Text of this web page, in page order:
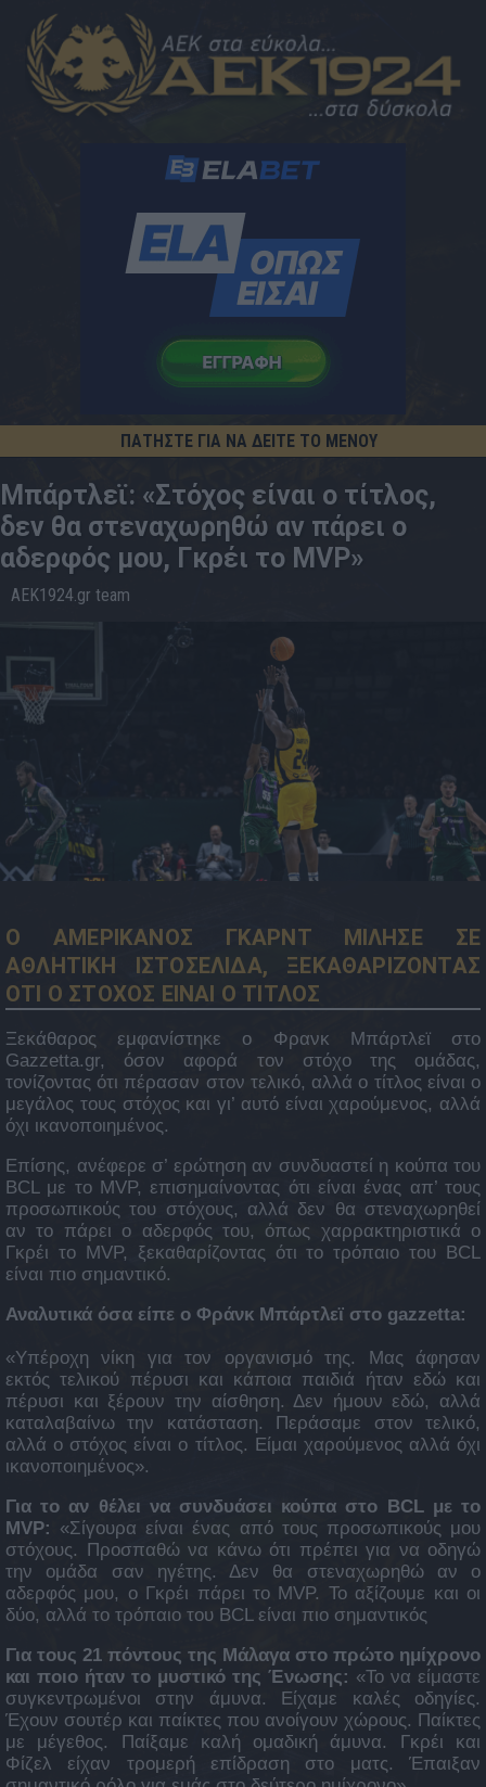
ΠΑΤΗΣΤΕ ΓΙΑ ΝΑ ΔΕΙΤΕ ΤΟ ΜΕΝΟΥ
10:03
Μπάρτλεϊ: «Στόχος είναι ο τίτλος,
δεν θα στεναχωρηθώ αν πάρει ο
αδερφός μου, Γκρέι το MVP»
AEK1924.gr team
Ο ΑΜΕΡΙΚΑΝΟΣ ΓΚΑΡΝΤ ΜΙΛΗΣΕ ΣΕ
ΑΘΛΗΤΙΚΗ ΙΣΤΟΣΕΛΙΔΑ, ΞΕΚΑΘΑΡΙΖΟΝΤΑΣ
ΟΤΙ Ο ΣΤΟΧΟΣ ΕΙΝΑΙ Ο ΤΙΤΛΟΣ
Ξεκάθαρος εμφανίστηκε ο Φρανκ Μπάρτλεϊ στο
Gazzetta.gr, όσον αφορά τον στόχο της ομάδας,
τονίζοντας ότι πέρασαν στον τελικό, αλλά ο τίτλος είναι ο
μεγάλος τους στόχος και γι’ αυτό είναι χαρούμενος, αλλά
όχι ικανοποιημένος.
Επίσης, ανέφερε σ’ ερώτηση αν συνδυαστεί η κούπα του
BCL με το MVP, επισημαίνοντας ότι είναι ένας απ’ τους
προσωπικούς του στόχους, αλλά δεν θα στεναχωρηθεί
αν το πάρει ο αδερφός του, όπως χαρρακτηριστικά ο
Γκρέι το MVP, ξεκαθαρίζοντας ότι το τρόπαιο του BCL
είναι πιο σημαντικό.
Αναλυτικά όσα είπε ο Φράνκ Μπάρτλεϊ στο gazzetta:
«Υπέροχη νίκη για τον οργανισμό της. Μας άφησαν
εκτός τελικού πέρυσι και κάποια παιδιά ήταν εδώ και
πέρυσι και ξέρουν την αίσθηση. Δεν ήμουν εδώ, αλλά
καταλαβαίνω την κατάσταση. Περάσαμε στον τελικό,
αλλά ο στόχος είναι ο τίτλος. Είμαι χαρούμενος αλλά όχι
ικανοποιημένος».
Για το αν θέλει να συνδυάσει κούπα στο BCL με το
MVP: «Σίγουρα είναι ένας από τους προσωπικούς μου
στόχους. Προσπαθώ να κάνω ότι πρέπει για να οδηγώ
την ομάδα σαν ηγέτης. Δεν θα στεναχωρηθώ αν ο
αδερφός μου, ο Γκρέι πάρει το MVP. Το αξίζουμε και οι
δύο, αλλά το τρόπαιο του BCL είναι πιο σημαντικός
Για τους 21 πόντους της Μάλαγα στο πρώτο ημίχρονο
και ποιο ήταν το μυστικό της Ένωσης: «Το να είμαστε
συγκεντρωμένοι στην άμυνα. Είχαμε καλές οδηγίες.
Έχουν σουτέρ και παίκτες που ανοίγουν χώρους. Παίκτες
με μέγεθος. Παίξαμε καλή ομαδική άμυνα. Γκρέι και
Φίζελ είχαν τρομερή επίδραση στο ματς. Έπαιξαν